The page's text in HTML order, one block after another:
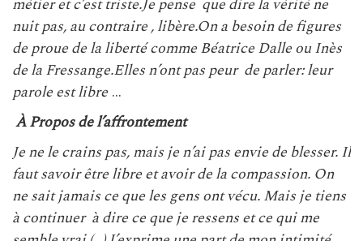
nuit pas, au contraire , libère.On a besoin de figures
de proue de la liberté comme Béatrice Dalle ou Inès
de la Fressange.Elles n’ont pas peur de parler: leur
parole est libre …
À Propos de l’affrontement
Je ne le crains pas, mais je n’ai pas envie de blesser. Il
faut savoir être libre et avoir de la compassion. On
ne sait jamais ce que les gens ont vécu. Mais je tiens
à continuer à dire ce que je ressens et ce qui me